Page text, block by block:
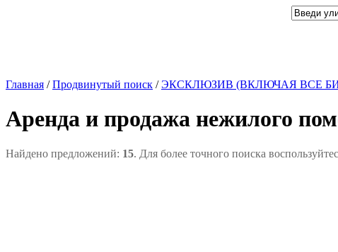
Главная /Продвинутый поиск /ЭКСКЛЮЗИВ (ВКЛЮЧАЯ ВСЕ
Аренда и продажа нежилого
Найдено предложений: 15. Для более точного поиска